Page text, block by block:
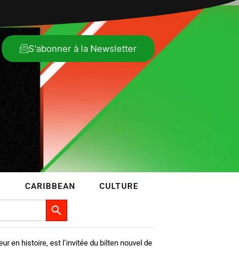
S'abonner à la Newsletter
CARIBBEAN CULTURE
Search Button
en histoire, est l’invitée du bilten nouvel de